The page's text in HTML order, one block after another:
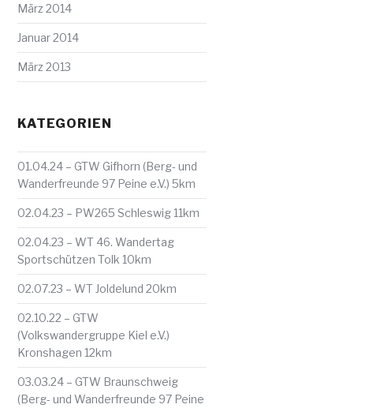
März 2014
Januar 2014
März 2013
KATEGORIEN
01.04.24 – GTW Gifhorn (Berg- und
Wanderfreunde 97 Peine e.V.) 5km
02.04.23 – PW265 Schleswig 11km
02.04.23 – WT 46. Wandertag
Sportschützen Tolk 10km
02.07.23 – WT Joldelund 20km
02.10.22 – GTW
(Volkswandergruppe Kiel e.V.)
Kronshagen 12km
03.03.24 – GTW Braunschweig
(Berg- und Wanderfreunde 97 Peine